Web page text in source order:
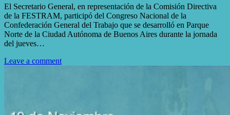
El Secretario General, en representación de la Comisión Directiva
de la FESTRAM, participó del Congreso Nacional de la
Confederación General del Trabajo que se desarrolló en Parque
Norte de la Ciudad Autónoma de Buenos Aires durante la jornada
del jueves…
Leave a comment